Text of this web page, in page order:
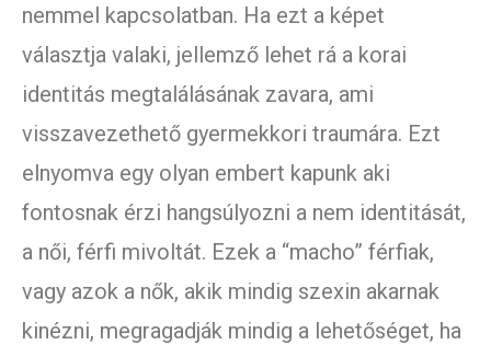
nemmel kapcsolatban. Ha ezt a képet
választja valaki, jellemző lehet rá a korai
identitás megtalálásának zavara, ami
visszavezethető gyermekkori traumára. Ezt
elnyomva egy olyan embert kapunk aki
fontosnak érzi hangsúlyozni a nem identitását,
a női, férfi mivoltát. Ezek a “macho” férfiak,
vagy azok a nők, akik mindig szexin akarnak
kinézni, megragadják mindig a lehetőséget, ha